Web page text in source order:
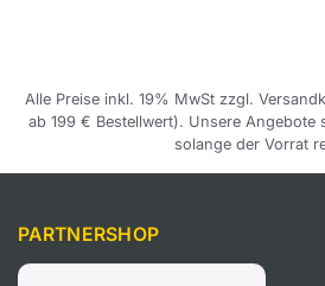
Alle Preise inkl. 19% MwSt zzgl.
ab 199 € Bestellwert). Unsere
solange der Vorrat
PARTNERSHOP